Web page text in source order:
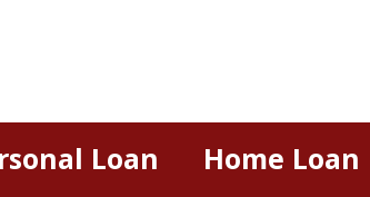
Loan Home Loan